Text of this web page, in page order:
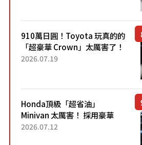
了！...
910萬日圓！Toyota 玩真的的
「超豪華 Crown」太厲害了！
採用由「匠人技藝」打造的
2026.07.19
Honda頂級「超省油」
Minivan 太厲害！ 採用豪華
「真皮座椅」與專屬「黑色內
2026.07.12